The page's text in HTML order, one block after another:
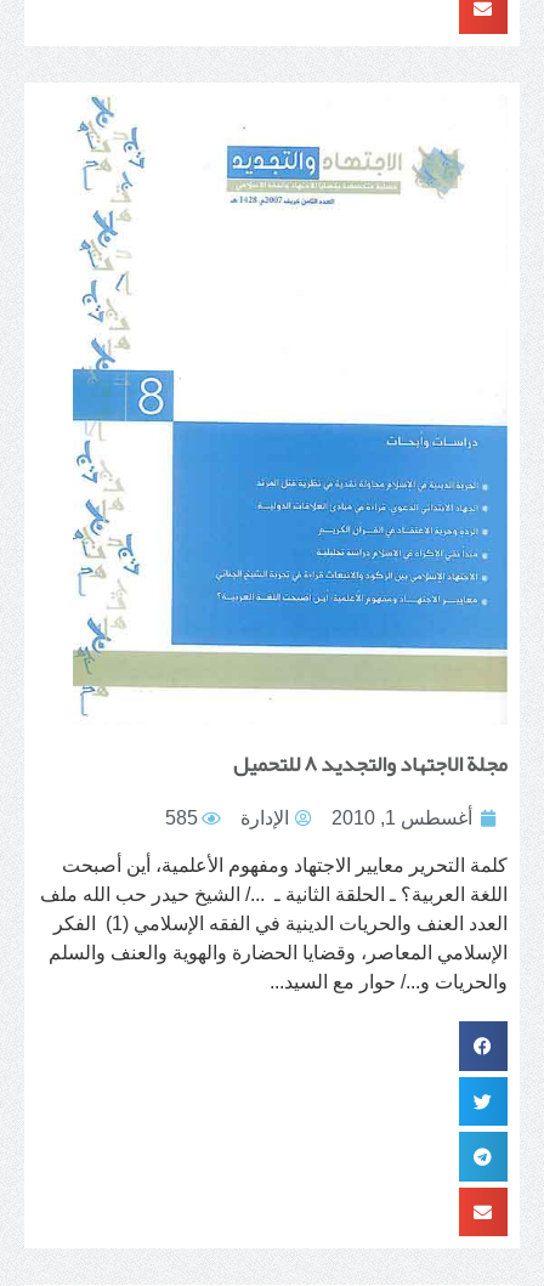
مجلة الاجتهاد والتجديد ٨ للتحميل
أغسطس 1, 2010 الإدارة 585
كلمة التحرير معايير الاجتهاد ومفهوم الأعلمية، أين أصبحت
اللغة العربية؟ ـ الحلقة الثانية ـ .../ الشيخ حيدر حب الله ملف
العدد العنف والحريات الدينية في الفقه الإسلامي (1) الفكر
الإسلامي المعاصر، وقضايا الحضارة والهوية والعنف والسلم
والحريات و.../ حوار مع السيد...